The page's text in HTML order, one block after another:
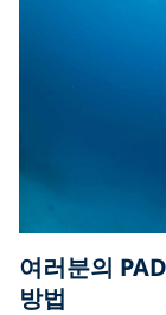
여러분의
방법